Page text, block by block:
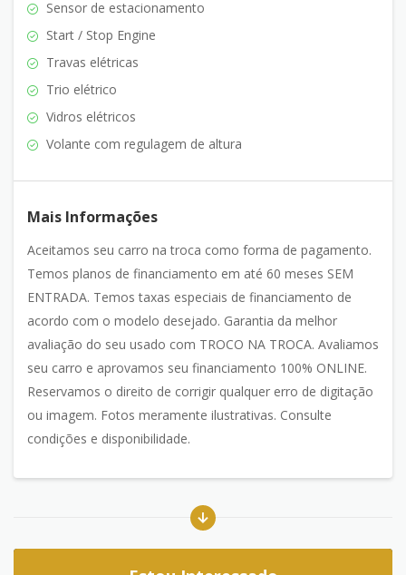
Sensor de estacionamento
Start / Stop Engine
Travas elétricas
Trio elétrico
Vidros elétricos
Volante com regulagem de altura
Mais Informações
Aceitamos seu carro na troca como forma de pagamento.
Temos planos de financiamento em até 60 meses SEM
ENTRADA. Temos taxas especiais de financiamento de
acordo com o modelo desejado. Garantia da melhor
avaliação do seu usado com TROCO NA TROCA. Avaliamos
seu carro e aprovamos seu financiamento 100% ONLINE.
Reservamos o direito de corrigir qualquer erro de digitação
ou imagem. Fotos meramente ilustrativas. Consulte
condições e disponibilidade.